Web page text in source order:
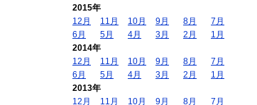
2015年
12月
11月 10月 9月 8月
7月
6月
5月 4月 3月 2月
1月
2014年
12月
11月 10月 9月 8月
7月
6月
5月 4月 3月 2月
1月
2013年
12月
11月 10月 9月 8月 7月